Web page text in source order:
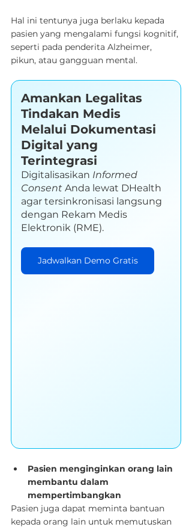
Hal ini tentunya juga berlaku kepada
pasien yang mengalami fungsi kognitif,
seperti pada penderita Alzheimer,
pikun, atau gangguan mental.
Amankan Legalitas
Tindakan Medis
Melalui Dokumentasi
Digital yang
Terintegrasi
Digitalisasikan Informed
Consent Anda lewat DHealth
agar tersinkronisasi langsung
dengan Rekam Medis
Elektronik (RME).
Jadwalkan Demo Gratis
Pasien menginginkan orang lain
membantu dalam
mempertimbangkan
Pasien juga dapat meminta bantuan
kepada orang lain untuk memutuskan